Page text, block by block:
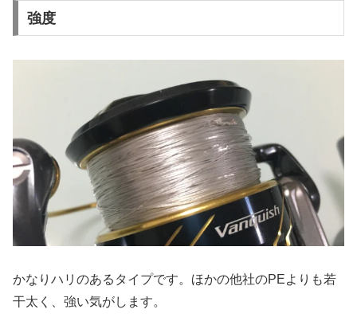
強度
かなりハリのあるタイプです。ほかの他社のPEよりも若
干太く、強い気がします。